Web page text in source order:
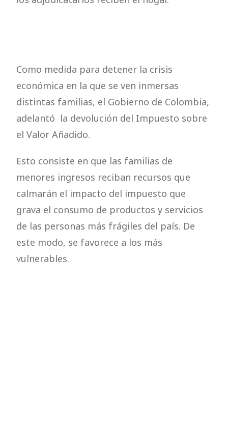
Como medida para detener la crisis
económica en la que se ven inmersas
distintas familias, el Gobierno de Colombia,
adelantó la devolución del Impuesto sobre
el Valor Añadido.
Esto consiste en que las familias de
menores ingresos reciban recursos que
calmarán el impacto del impuesto que
grava el consumo de productos y servicios
de las personas más frágiles del país. De
este modo, se favorece a los más
vulnerables.